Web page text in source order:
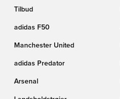
Tilbud
adidas F50
Manchester United
adidas Predator
Arsenal